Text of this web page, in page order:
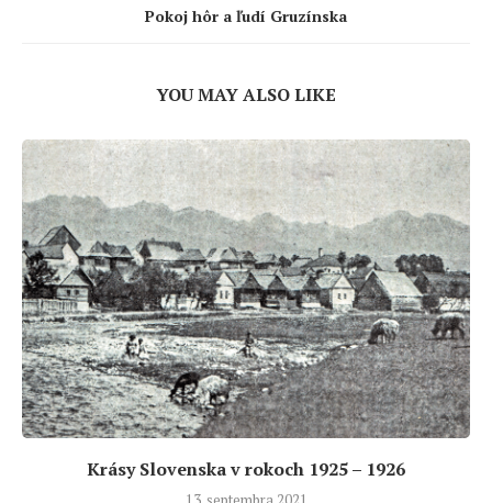
Pokoj hôr a ľudí Gruzínska
YOU MAY ALSO LIKE
Krásy Slovenska v rokoch 1925 – 1926